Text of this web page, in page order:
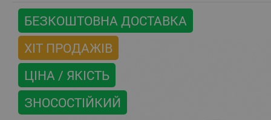
БЕЗКОШТОВНА ДОСТАВКА
ХІТ ПРОДАЖІВ
ЦІНА / ЯКІСТЬ
ЗНОСОСТІЙКИЙ